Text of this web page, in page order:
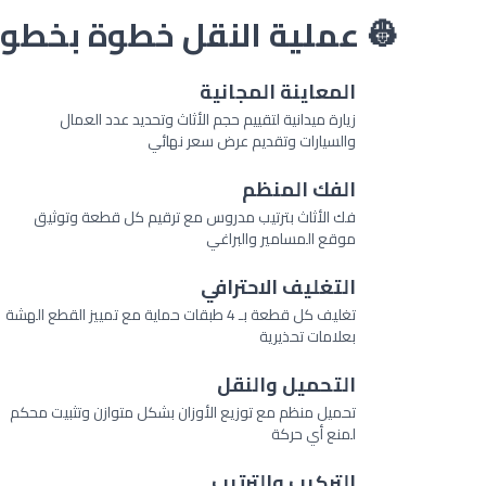
👷 عملية النقل خطوة
المعاينة المجانية
زيارة ميدانية لتقييم حجم الأثاث وتحديد عدد العمال
والسيارات وتقديم عرض سعر نهائي
الفك المنظم
فك الأثاث بترتيب مدروس مع ترقيم كل قطعة وتوثيق
موقع المسامير والبراغي
التغليف الاحترافي
تغليف كل قطعة بـ 4 طبقات حماية مع تمييز القطع الهشة
بعلامات تحذيرية
التحميل والنقل
تحميل منظم مع توزيع الأوزان بشكل متوازن وتثبيت محكم
لمنع أي حركة